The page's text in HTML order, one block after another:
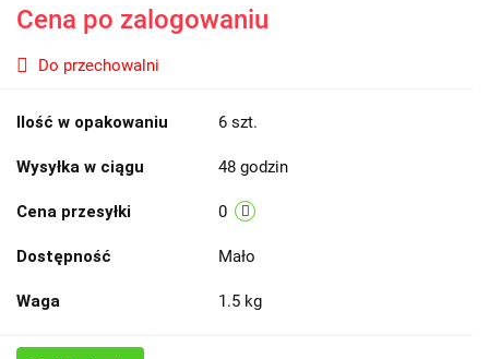
Cena po zalogowaniu
Do przechowalni
Ilość w opakowaniu 6 szt.
Wysyłka w ciągu 48 godzin
Cena przesyłki 0
Dostępność Mało
Waga 1.5 kg